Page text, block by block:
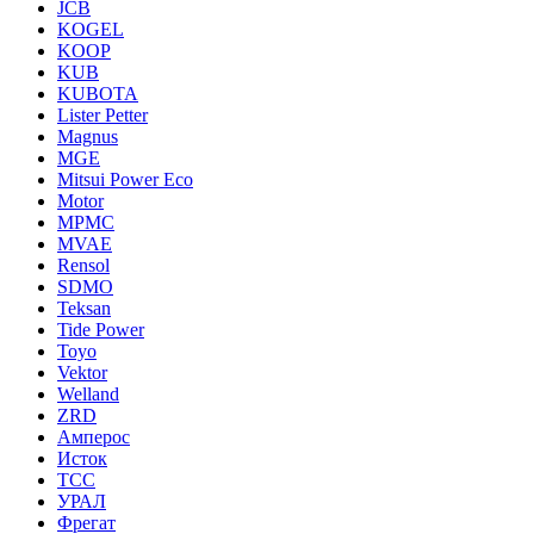
JCB
KOGEL
KOOP
KUB
KUBOTA
Lister Petter
Magnus
MGE
Mitsui Power Eco
Motor
MPMC
MVAE
Rensol
SDMO
Teksan
Tide Power
Toyo
Vektor
Welland
ZRD
Амперос
Исток
ТСС
УРАЛ
Фрегат